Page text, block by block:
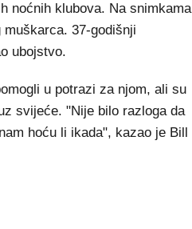
noćnih klubova. Na snimkama
37-godišnji
ubojstvo.
u potrazi za njom, ali su
svijeće. "Nije bilo razloga da
hoću li ikada", kazao je Bill